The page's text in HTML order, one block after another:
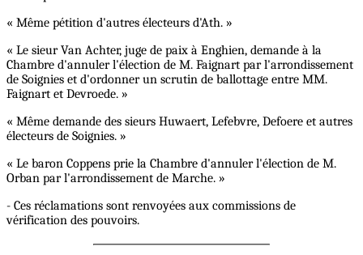
« Même pétition d'autres électeurs d'Ath. »
« Le sieur Van Achter, juge de paix à Enghien, demande à la
Chambre d'annuler l'élection de M. Faignart par l'arrondissement
de Soignies et d'ordonner un scrutin de ballottage entre MM.
Faignart et Devroede. »
« Même demande des sieurs Huwaert, Lefebvre, Defoere et autres
électeurs de Soignies. »
« Le baron Coppens prie la Chambre d'annuler l'élection de M.
Orban par l'arrondissement de Marche. »
- Ces réclamations sont renvoyées aux commissions de
vérification des pouvoirs.